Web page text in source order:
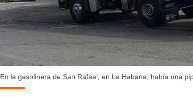
En la gasolinera de San Rafael, en La Habana, había una